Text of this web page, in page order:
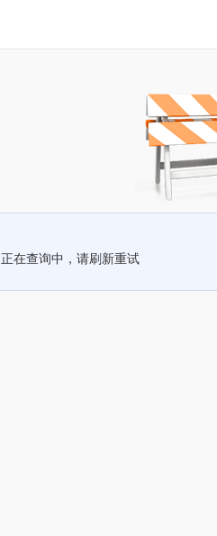
正在查询中，请刷新重试